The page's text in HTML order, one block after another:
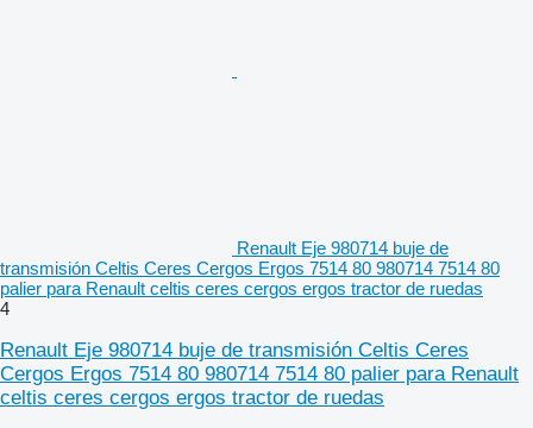
Renault Eje 980714 buje de
transmisión Celtis Ceres Cergos Ergos 7514 80 980714 7514 80
palier para Renault celtis ceres cergos ergos tractor de ruedas
4
Renault Eje 980714 buje de transmisión Celtis Ceres
Cergos Ergos 7514 80 980714 7514 80 palier para Renault
celtis ceres cergos ergos tractor de ruedas